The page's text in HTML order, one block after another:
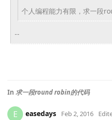
个人编程能力有限，求一段
--
In 求一段round robin的代码
E easedays Feb 2, 2016